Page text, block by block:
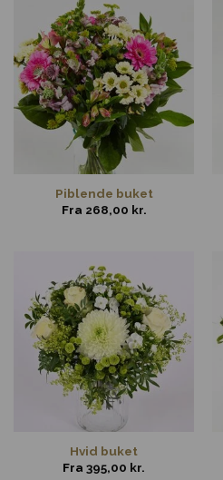
Piblende buket
Fra 268,00 kr.
Hvid buket
Fra 395,00 kr.